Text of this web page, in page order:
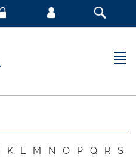
K L M N O P Q R S